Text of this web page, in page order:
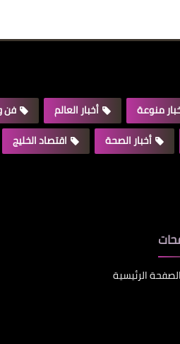
منوعة أخبار العالم فن
أخبار الصحة اقتصاد الخليج
الصفحة الرئيسية